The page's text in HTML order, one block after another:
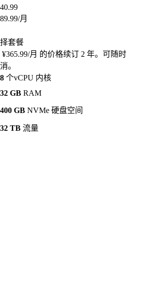
/月
套餐
¥365.99/月 的价格续订 2 年。可随时
。
8 个vCPU 内核
32 GB RAM
400 GB NVMe 硬盘空间
32 TB 流量